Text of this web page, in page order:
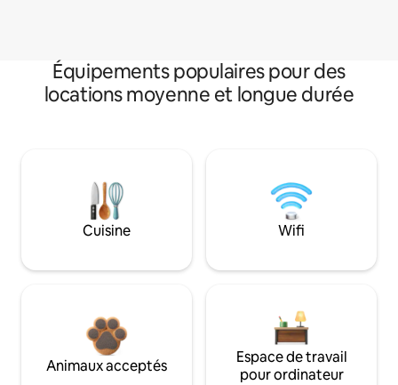
Équipements populaires pour des
locations moyenne et longue durée
Cuisine Wifi
Animaux acceptés
Espace de travail
pour ordinateur